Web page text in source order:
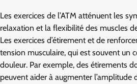
Les exercices de l’ATM atténuent les
relaxation et la flexibilité des muscles
Les exercices d’étirement et de
tension musculaire, qui est souvent un
douleur. Par exemple, des étirements
peuvent aider à augmenter l’amplitude